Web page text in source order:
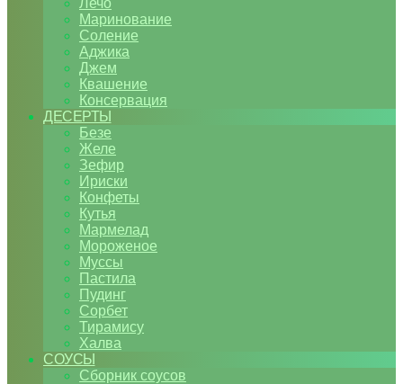
Лечо
Маринование
Соление
Аджика
Джем
Квашение
Консервация
ДЕСЕРТЫ
Безе
Желе
Зефир
Ириски
Конфеты
Кутья
Мармелад
Мороженое
Муссы
Пастила
Пудинг
Сорбет
Тирамису
Халва
СОУСЫ
Сборник соусов